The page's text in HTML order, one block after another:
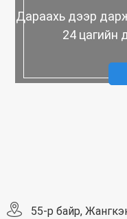
Дараахь дээр
24 цагийн
55-р байр,